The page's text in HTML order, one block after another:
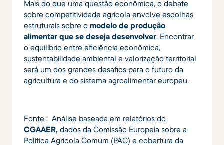
Mais do que uma questão econômica, o debate
sobre competitividade agrícola envolve escolhas
estruturais sobre o modelo de produção
alimentar que se deseja desenvolver. Encontrar
o equilíbrio entre eficiência econômica,
sustentabilidade ambiental e valorização territorial
será um dos grandes desafios para o futuro da
agricultura e do sistema agroalimentar europeu.
Fonte : Análise baseada em relatórios do
CGAAER, dados da Comissão Europeia sobre a
Política Agrícola Comum (PAC) e cobertura da